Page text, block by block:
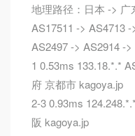
地理路径：日本 -> 广
AS17511 -> AS4713
AS2497 -> AS2914 -
1 0.53ms 133.18.*.*
府 京都市 kagoya.jp
2-3 0.93ms
阪 kagoya.jp